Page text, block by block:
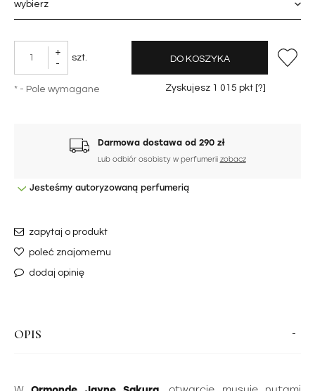
+
-
szt. DO KOSZYKA
Zyskujesz 1 015 pkt [?]
* - Pole wymagane
Darmowa dostawa od 290 zł
Lub odbiór osobisty w perfumerii zobacz
Jesteśmy autoryzowaną perfumerią
zapytaj o produkt
poleć znajomemu
dodaj opinię
OPIS